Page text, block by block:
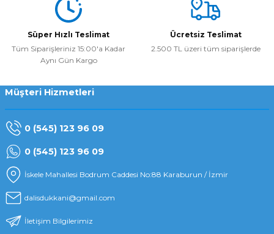
Süper Hızlı Teslimat
Tüm Siparişleriniz 15:00'a Kadar
Aynı Gün Kargo
Ücretsiz Teslimat
2.500 TL üzeri tüm siparişlerde
Müşteri Hizmetleri
0 (545) 123 96 09
0 (545) 123 96 09
İskele Mahallesi Bodrum Caddesi No:88 Karaburun / İzmir
dalisdukkani@gmail.com
İletişim Bilgilerimiz